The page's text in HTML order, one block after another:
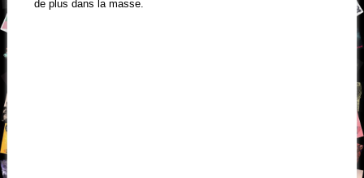
de plus dans la masse.